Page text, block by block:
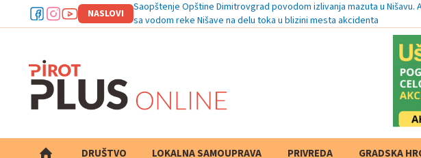
NASLOVI
Saopštenje Opštine Dimitrovgrad povodom izlivanja mazuta u
sa vodom reke Nišave na delu toka u blizini mesta akcidenta
DRUŠTVO LOKALNA SAMOUPRAVA PRIVREDA GRADSKA
PRETRAGA